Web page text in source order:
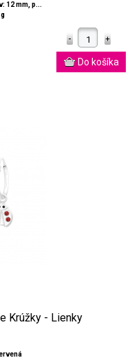
12 mm, p...
Krúžky - Lienky